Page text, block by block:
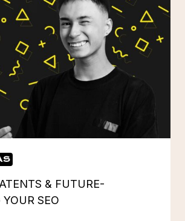
PUBLICATIONS
& FUTURE-
SEO